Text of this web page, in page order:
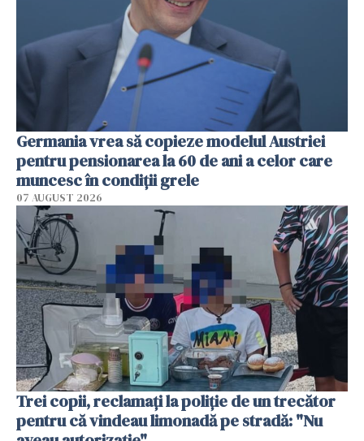
Germania vrea să copieze modelul Austriei
pentru pensionarea la 60 de ani a celor care
muncesc în condiții grele
07 AUGUST 2026
Trei copii, reclamați la poliție de un trecător
pentru că vindeau limonadă pe stradă: "Nu